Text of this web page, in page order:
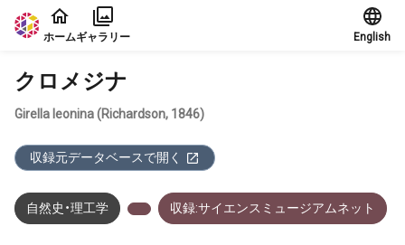
本文に飛ぶ
ホームギャラリー English
クロメジナ
Girella leonina (Richardson, 1846)
収録元データベースで開く
自然史・理工学 収録:サイエンスミュージアムネット